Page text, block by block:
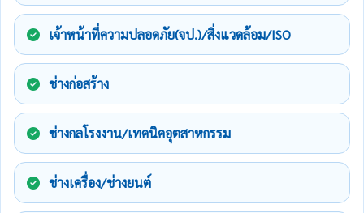
เจ้าหน้าที่ความปลอดภัย(จป.)/สิ่งแวดล้อม/ISO
ช่างก่อสร้าง
ช่างกลโรงงาน/เทคนิคอุตสาหกรรม
ช่างเครื่อง/ช่างยนต์